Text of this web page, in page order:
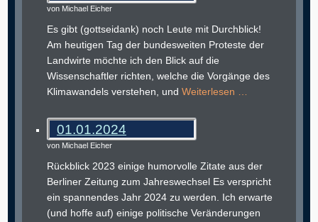
von Michael Eicher
Es gibt (gottseidank) noch Leute mit Durchblick!
Am heutigen Tag der bundesweiten Proteste der
Landwirte möchte ich den Blick auf die
Wissenschaftler richten, welche die Vorgänge des
Klimawandels verstehen, undWeiterlesen …
01.01.2024
von Michael Eicher
Rückblick 2023 einige humorvolle Zitate aus der
Berliner Zeitung zum Jahreswechsel Es verspricht
ein spannendes Jahr 2024 zu werden. Ich erwarte
(und hoffe auf) einige politische Veränderungen